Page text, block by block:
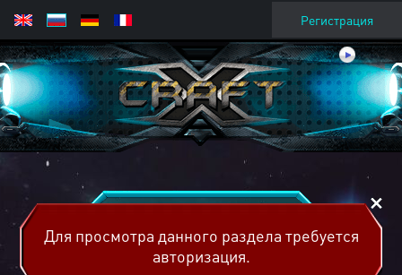
Регистрация
Для просмотра данного раздела требуется
авторизация.